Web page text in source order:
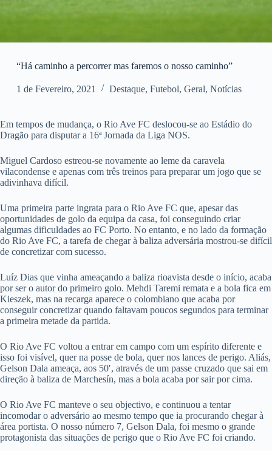
“Há caminho a percorrer mas faremos o nosso caminho”
1 de Fevereiro, 2021 Destaque, Futebol, Geral, Notícias
Em tempos de mudança, o Rio Ave FC deslocou-se ao Estádio do
Dragão para disputar a 16ª Jornada da Liga NOS.
Miguel Cardoso estreou-se novamente ao leme da caravela
vilacondense e apenas com três treinos para preparar um jogo que se
adivinhava difícil.
Uma primeira parte ingrata para o Rio Ave FC que, apesar das
oportunidades de golo da equipa da casa, foi conseguindo criar
algumas dificuldades ao FC Porto. No entanto, e no lado da formação
do Rio Ave FC, a tarefa de chegar à baliza adversária mostrou-se difícil
de concretizar com sucesso.
Luíz Dias que vinha ameaçando a baliza rioavista desde o início, acaba
por ser o autor do primeiro golo. Mehdi Taremi remata e a bola fica em
Kieszek, mas na recarga aparece o colombiano que acaba por
conseguir concretizar quando faltavam poucos segundos para terminar
a primeira metade da partida.
O Rio Ave FC voltou a entrar em campo com um espírito diferente e
isso foi visível, quer na posse de bola, quer nos lances de perigo. Aliás,
Gelson Dala ameaça, aos 50′, através de um passe cruzado que sai em
direção à baliza de Marchesín, mas a bola acaba por sair por cima.
O Rio Ave FC manteve o seu objectivo, e continuou a tentar
incomodar o adversário ao mesmo tempo que ia procurando chegar à
área portista. O nosso número 7, Gelson Dala, foi mesmo o grande
protagonista das situações de perigo que o Rio Ave FC foi criando.